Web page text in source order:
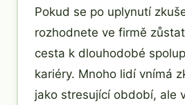
Pokud se po uplynutí
rozhodnete ve firmě
cesta k dlouhodobé
kariéry. Mnoho lidí vnímá
jako stresující období, ale